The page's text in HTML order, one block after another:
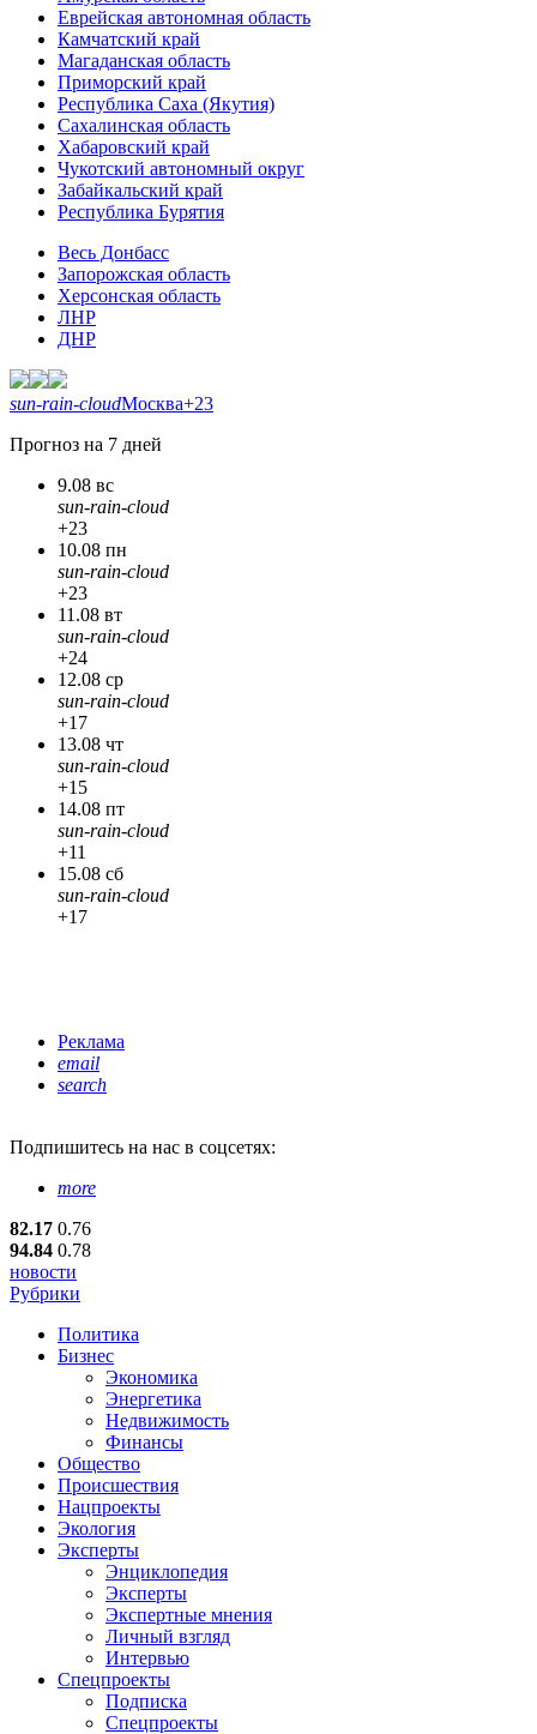
Еврейская автономная область
Камчатский край
Магаданская область
Приморский край
Республика Саха (Якутия)
Сахалинская область
Хабаровский край
Чукотский автономный округ
Забайкальский край
Республика Бурятия
Весь Донбасс
Запорожская область
Херсонская область
ЛНР
ДНР
sun-rain-cloudМосква+23
Прогноз на 7 дней
9.08 вс
sun-rain-cloud
+23
10.08 пн
sun-rain-cloud
+23
11.08 вт
sun-rain-cloud
+24
12.08 ср
sun-rain-cloud
+17
13.08 чт
sun-rain-cloud
+15
14.08 пт
sun-rain-cloud
+11
15.08 сб
sun-rain-cloud
+17
Реклама
email
search
Подпишитесь на нас в соцсетях:
more
82.17 0.76
94.84 0.78
новости
Рубрики
Политика
Бизнес
Экономика
Энергетика
Недвижимость
Финансы
Общество
Происшествия
Нацпроекты
Экология
Эксперты
Энциклопедия
Эксперты
Экспертные мнения
Личный взгляд
Интервью
Спецпроекты
Подписка
Спецпроекты